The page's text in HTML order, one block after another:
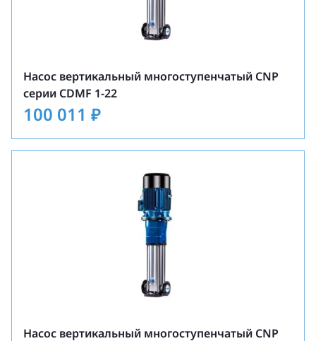
Насос вертикальный многоступенчатый CNP
серии CDMF 1-22
100 011 ₽
Насос вертикальный многоступенчатый CNP